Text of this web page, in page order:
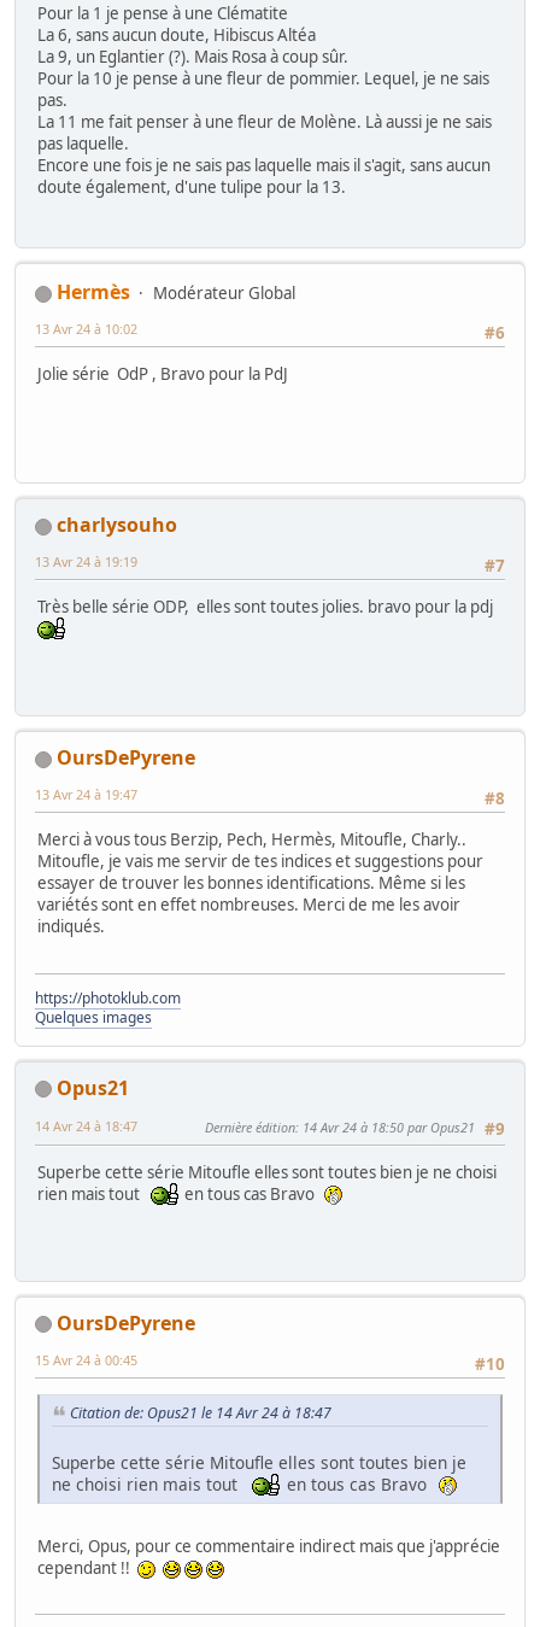
Pour la 1 je pense à une Clématite
La 6, sans aucun doute, Hibiscus Altéa
La 9, un Eglantier (?). Mais Rosa à coup sûr.
Pour la 10 je pense à une fleur de pommier. Lequel, je ne sais
pas.
La 11 me fait penser à une fleur de Molène. Là aussi je ne sais
pas laquelle.
Encore une fois je ne sais pas laquelle mais il s'agit, sans aucun
doute également, d'une tulipe pour la 13.
Hermès
Modérateur Global
#6
13 Avr 24 à 10:02
Jolie série OdP , Bravo pour la PdJ
charlysouho
#7
13 Avr 24 à 19:19
Très belle série ODP, elles sont toutes jolies. bravo pour la pdj
OursDePyrene
#8
13 Avr 24 à 19:47
Merci à vous tous Berzip, Pech, Hermès, Mitoufle, Charly..
Mitoufle, je vais me servir de tes indices et suggestions pour
essayer de trouver les bonnes identifications. Même si les
variétés sont en effet nombreuses. Merci de me les avoir
indiqués.
https://photoklub.com
Quelques images
Opus21
#9
14 Avr 24 à 18:47 Dernière édition: 14 Avr 24 à 18:50 par Opus21
Superbe cette série Mitoufle elles sont toutes bien je ne choisi
rien mais tout
en tous cas Bravo
OursDePyrene
#10
15 Avr 24 à 00:45
Citation de: Opus21 le 14 Avr 24 à 18:47
Superbe cette série Mitoufle elles sont toutes bien je
ne choisi rien mais tout
en tous cas Bravo
Merci, Opus, pour ce commentaire indirect mais que j'apprécie
cependant !!